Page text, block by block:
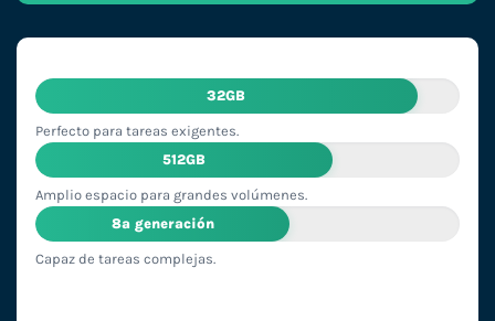
32GB
Perfecto para tareas exigentes.
512GB
Amplio espacio para grandes volúmenes.
8ª generación
Capaz de tareas complejas.